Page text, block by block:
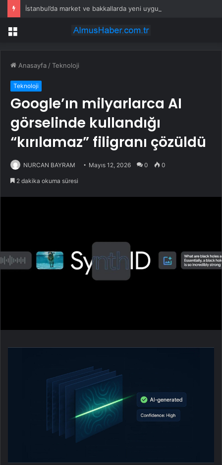
Menü
Anasayfa /Teknoloji
Teknoloji
Google’ın milyarlarca AI
görselinde kullandığı
“kırılamaz” filigranı çözüldü
NURCAN BAYRAM Mayıs 12, 2026 0 0
2 dakika okuma süresi